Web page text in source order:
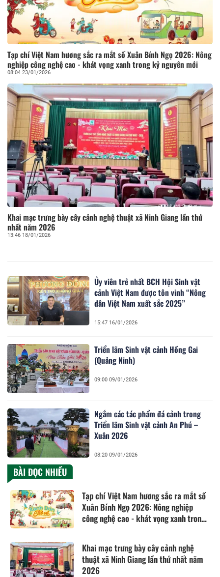
Tạp chí Việt Nam hương sắc ra mắt số Xuân Bính Ngọ 2026: Nông
nghiệp công nghệ cao - khát vọng xanh trong kỷ nguyên mới
08:04 23/01/2026
Khai mạc trưng bày cây cảnh nghệ thuật xã Ninh Giang lần thứ
nhất năm 2026
13:46 18/01/2026
Ủy viên trẻ nhất BCH Hội Sinh vật
cảnh Việt Nam được tôn vinh “Nông
dân Việt Nam xuất sắc 2025”
15:47 16/01/2026
Triển lãm Sinh vật cảnh Hồng Gai
(Quảng Ninh)
09:00 09/01/2026
Ngắm các tác phẩm đá cảnh trong
Triển lãm Sinh vật cảnh An Phú –
Xuân 2026
08:20 09/01/2026
BÀI ĐỌC NHIỀU
Tạp chí Việt Nam hương sắc ra mắt số
Xuân Bính Ngọ 2026: Nông nghiệp
công nghệ cao - khát vọng xanh trong
Khai mạc trưng bày cây cảnh nghệ
thuật xã Ninh Giang lần thứ nhất năm
2026